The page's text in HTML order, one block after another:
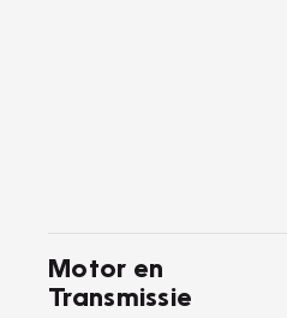
Motor en
Transmissie